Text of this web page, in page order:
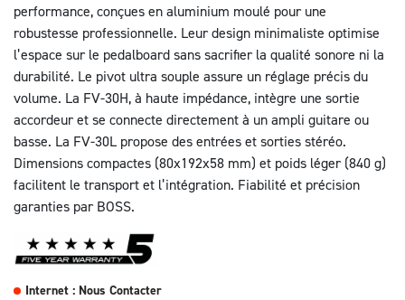
performance, conçues en aluminium moulé pour une
robustesse professionnelle. Leur design minimaliste optimise
l’espace sur le pedalboard sans sacrifier la qualité sonore ni la
durabilité. Le pivot ultra souple assure un réglage précis du
volume. La FV-30H, à haute impédance, intègre une sortie
accordeur et se connecte directement à un ampli guitare ou
basse. La FV-30L propose des entrées et sorties stéréo.
Dimensions compactes (80x192x58 mm) et poids léger (840 g)
facilitent le transport et l’intégration. Fiabilité et précision
garanties par BOSS.
Internet : Nous Contacter